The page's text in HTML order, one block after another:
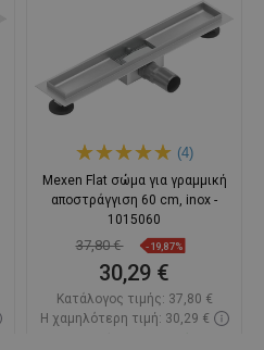
(4)
Mexen Flat σώμα για γραμμική
αποστράγγιση 60 cm, inox -
1015060
37,80 € -19,87%
30,29 €
Κατάλογος τιμής: 37,80 €
Η χαμηλότερη τιμή: 30,29 €